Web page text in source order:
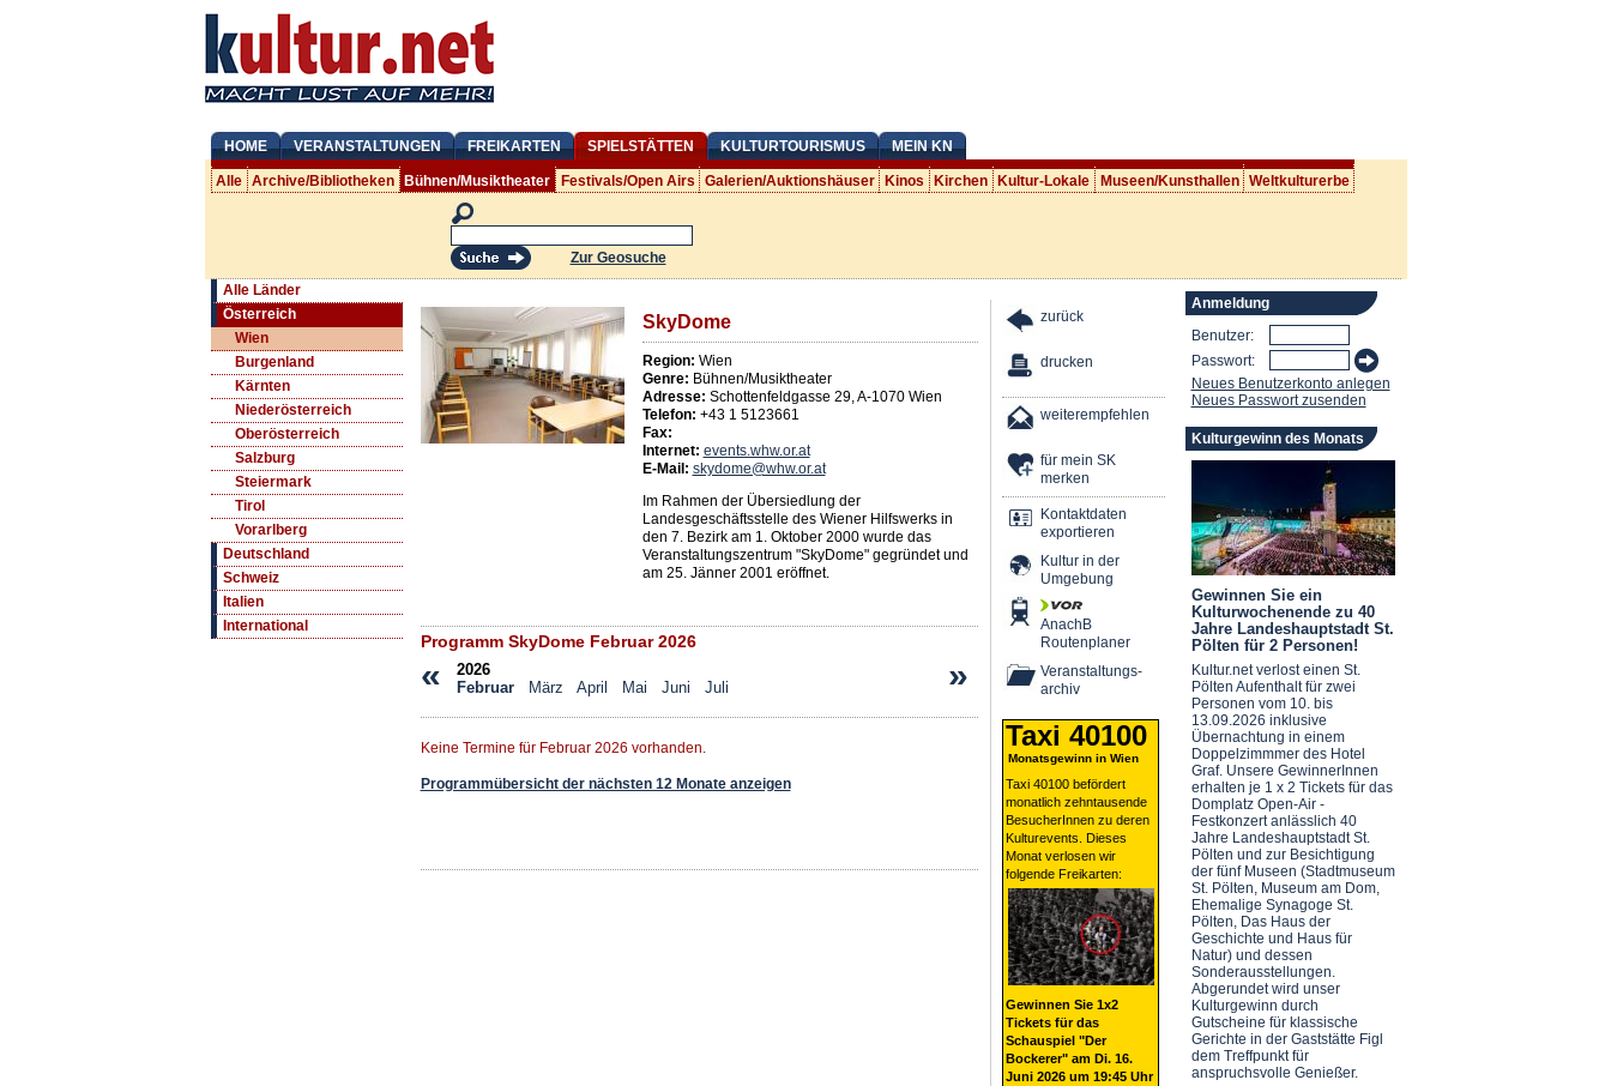
HOME VERANSTALTUNGEN FREIKARTEN SPIELSTÄTTEN KULTURTOURISMUS MEIN KN
Alle Archive/Bibliotheken Bühnen/Musiktheater Festivals/Open Airs Galerien/Auktionshäuser Kinos Kirchen Kultur-Lokale Museen/Kunsthallen Weltkulturerbe
Zur Geosuche
Alle Länder
Österreich
Wien
Burgenland
Kärnten
Niederösterreich
Oberösterreich
Salzburg
Steiermark
Tirol
Vorarlberg
Deutschland
Schweiz
Italien
International
SkyDome
Region: Wien
Genre: Bühnen/Musiktheater
Adresse: Schottenfeldgasse 29,A-1070 Wien
Telefon: +43 1 5123661
Fax:
Internet: events.whw.or.at
E-Mail: skydome@whw.or.at
Im Rahmen der Übersiedlung der
Landesgeschäftsstelle des Wiener Hilfswerks in
den 7. Bezirk am 1. Oktober 2000 wurde das
Veranstaltungszentrum "SkyDome" gegründet und
am 25. Jänner 2001 eröffnet.
Programm SkyDome Februar 2026
« »
2026
Februar
März April Mai Juni Juli
Keine Termine für Februar 2026 vorhanden.
Programmübersicht der nächsten 12 Monate anzeigen
zurück
drucken
weiterempfehlen
für mein SK
merken
Kontaktdaten
exportieren
Kultur in der
Umgebung
AnachB
Routenplaner
Veranstaltungs-
archiv
Taxi 40100
Monatsgewinn in Wien
Taxi 40100 befördert
monatlich zehntausende
BesucherInnen zu deren
Kulturevents. Dieses
Monat verlosen wir
folgende Freikarten:
Gewinnen Sie 1x2
Tickets für das
Schauspiel "Der
Bockerer" am Di. 16.
Juni 2026 um 19:45 Uhr
Anmeldung
Benutzer:
Passwort:
Neues Benutzerkonto anlegen
Neues Passwort zusenden
Kulturgewinn des Monats
Gewinnen Sie ein
Kulturwochenende zu 40
Jahre Landeshauptstadt St.
Pölten für 2 Personen!
Kultur.net verlost einen St.
Pölten Aufenthalt für zwei
Personen vom 10. bis
13.09.2026 inklusive
Übernachtung in einem
Doppelzimmmer des Hotel
Graf. Unsere GewinnerInnen
erhalten je 1 x 2 Tickets für das
Domplatz Open-Air -
Festkonzert anlässlich 40
Jahre Landeshauptstadt St.
Pölten und zur Besichtigung
der fünf Museen (Stadtmuseum
St. Pölten, Museum am Dom,
Ehemalige Synagoge St.
Pölten, Das Haus der
Geschichte und Haus für
Natur) und dessen
Sonderausstellungen.
Abgerundet wird unser
Kulturgewinn durch
Gutscheine für klassische
Gerichte in der Gaststätte Figl
dem Treffpunkt für
anspruchsvolle Genießer.